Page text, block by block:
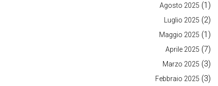
Agosto 2025 (1)
Luglio 2025 (2)
Maggio 2025 (1)
Aprile 2025 (7)
Marzo 2025 (3)
Febbraio 2025 (3)